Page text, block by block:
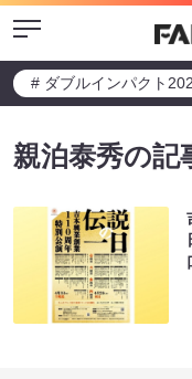
Menu
# ダブルインパクト
親泊泰秀の記